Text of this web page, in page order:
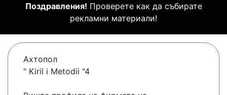
Поздравления! Проверете как да събирате
рекламни материали!
Ахтопол
" Kiril i Metodii "4